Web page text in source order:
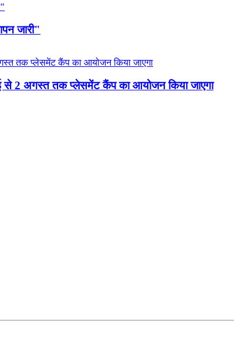
जारी"
से 2 अगस्त तक प्लेसमेंट कैंप का आयोजन किया जाएगा